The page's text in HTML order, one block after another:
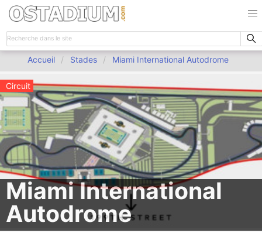
Accueil Stades Miami International Autodrome
Circuit
Miami International
Autodrome